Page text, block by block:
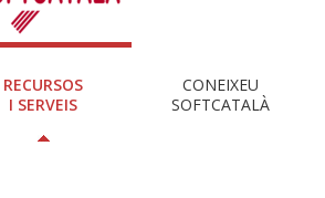
RECURSOS
I SERVEIS
CONEIXEU
SOFTCATALÀ